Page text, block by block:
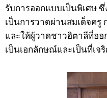
รับการออกแบบเป็นพิเศษ
เป็นการวาดผ่านสมเด็จค
และให้ผู้วาดชาวอิตาลีที่ออ
เป็นเอกลักษณ์และเป็นที่เจ